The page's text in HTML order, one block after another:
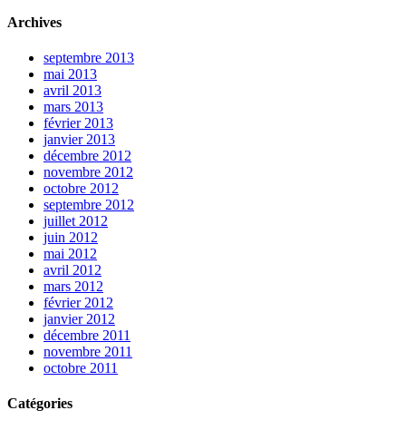
Archives
septembre 2013
mai 2013
avril 2013
mars 2013
février 2013
janvier 2013
décembre 2012
novembre 2012
octobre 2012
septembre 2012
juillet 2012
juin 2012
mai 2012
avril 2012
mars 2012
février 2012
janvier 2012
décembre 2011
novembre 2011
octobre 2011
Catégories